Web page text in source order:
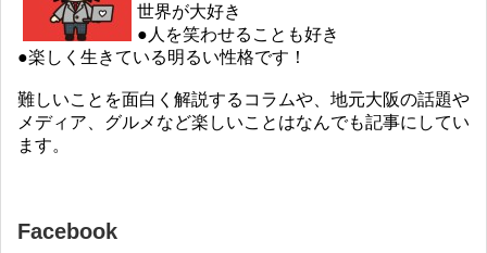
世界が大好き
●人を笑わせることも好き
●楽しく生きている明るい性格です！
難しいことを面白く解説するコラムや、地元大阪の話題や
メディア、グルメなど楽しいことはなんでも記事にしてい
ます。
Facebook